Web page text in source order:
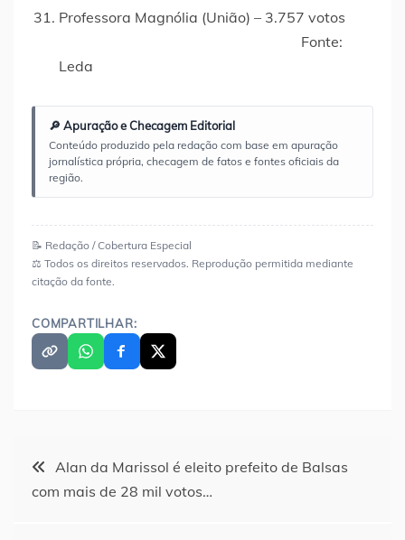
Professora Magnólia (União) – 3.757 votos
Fonte:
Leda
🔎 Apuração e Checagem Editorial
Conteúdo produzido pela redação com base em apuração
jornalística própria, checagem de fatos e fontes oficiais da
região.
📝 Redação / Cobertura Especial
⚖️ Todos os direitos reservados. Reprodução permitida mediante
citação da fonte.
COMPARTILHAR:
Navegação
Alan da Marissol é eleito prefeito de Balsas
com mais de 28 mil votos…